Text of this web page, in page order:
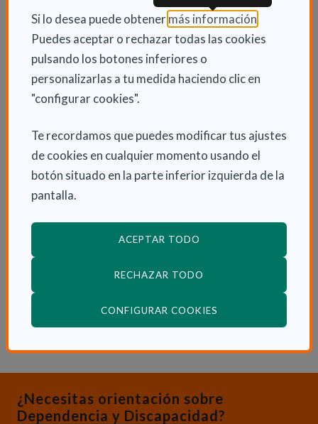
Si lo desea puede obtener más información(Abre en
Puedes aceptar o rechazar todas las cookies
pulsando los botones inferiores o
personalizarlas a tu medida haciendo clic en
"configurar cookies".
Te recordamos que puedes modificar tus ajustes
de cookies en cualquier momento usando el
botón situado en la parte inferior izquierda de la
pantalla.
ACEPTAR TODO
RECHAZAR TODO
CONFIGURAR COOKIES
riesgo que tienen relación directa en ambas áreas.
Entre ellos se encuentra fumar, por lo que si
abandonamos el tabaco mejoraremos nuestra salud
bucodental y también la cardiovascular. Igualmente,
es importante controlar la glucemia. Una dieta
adecuada que fomente un mejor control de la
INFORMACIÓN ADICIONAL
Actualidad
¿Necesitas orientación sobre
Dependencia y Discapacidad?